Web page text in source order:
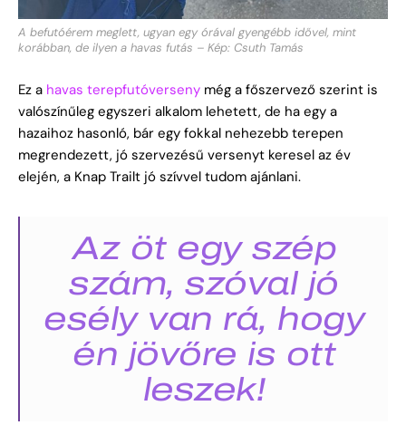
A befutóérem meglett, ugyan egy órával gyengébb idővel, mint
korábban, de ilyen a havas futás – Kép: Csuth Tamás
Ez a havas terepfutóverseny még a főszervező szerint is
valószínűleg egyszeri alkalom lehetett, de ha egy a
hazaihoz hasonló, bár egy fokkal nehezebb terepen
megrendezett, jó szervezésű versenyt keresel az év
elején, a Knap Trailt jó szívvel tudom ajánlani.
Az öt egy szép
szám, szóval jó
esély van rá, hogy
én jövőre is ott
leszek!